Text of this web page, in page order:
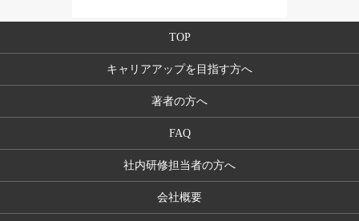
TOP
キャリアアップを目指す方へ
著者の方へ
FAQ
社内研修担当者の方へ
会社概要